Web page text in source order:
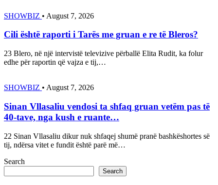
SHOWBIZ • August 7, 2026
Cili është raporti i Tarës me gruan e re të Bleros?
23 Blero, në një intervistë televizive përballë Elita Rudit, ka folur
edhe për raportin që vajza e tij,…
SHOWBIZ • August 7, 2026
Sinan Vllasaliu vendosi ta shfaq gruan vetëm pas të
40-tave, nga kush e ruante…
22 Sinan Vllasaliu dikur nuk shfaqej shumë pranë bashkëshortes së
tij, ndërsa vitet e fundit është parë më…
Search
Search